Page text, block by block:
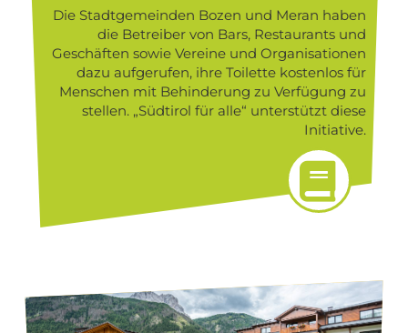
Die Stadtgemeinden Bozen und Meran haben
die Betreiber von Bars, Restaurants und
Geschäften sowie Vereine und Organisationen
dazu aufgerufen, ihre Toilette kostenlos für
Menschen mit Behinderung zu Verfügung zu
stellen. „Südtirol für alle“ unterstützt diese
Initiative.